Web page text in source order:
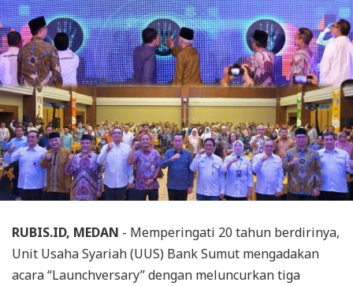
RUBIS.ID, MEDAN - Memperingati 20 tahun berdirinya,
Unit Usaha Syariah (UUS) Bank Sumut mengadakan
acara “Launchversary” dengan meluncurkan tiga